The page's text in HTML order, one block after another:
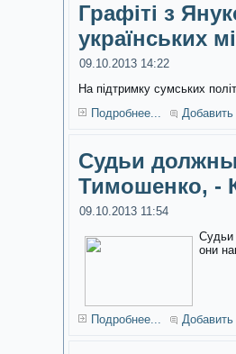
Графіті з
українських
09.10.2013 14:22
На підтримку сумських
Подробнее...
Судьи
Тимошенко, -
09.10.2013 11:54
Судьи
они
Подробнее...